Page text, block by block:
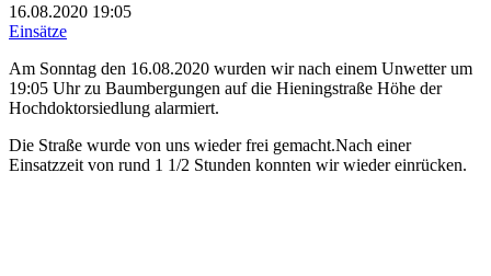
16.08.2020 19:05
Einsätze
Am Sonntag den 16.08.2020 wurden wir nach einem Unwetter um
19:05 Uhr zu Baumbergungen auf die Hieningstraße Höhe der
Hochdoktorsiedlung alarmiert.
Die Straße wurde von uns wieder frei gemacht.Nach einer
Einsatzzeit von rund 1 1/2 Stunden konnten wir wieder einrücken.